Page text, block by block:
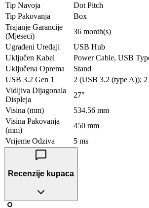
Tip Navoja
Dot Pitch
Tip Pakovanja
Box
Trajanje Garancije
(Mjeseci)
36 month(s)
Ugrađeni Uređaji
USB Hub
Uključen Kabel
Power Cable, USB
Uključena Oprema
Stand
USB 3.2 Gen 1
2 (USB 3.2 (type A));
Vidljiva Dijagonala
Displeja
27"
Visina (mm)
534.56 mm
Visina Pakovanja
(mm)
450 mm
Vrijeme Odziva
5 ms
Recenzije kupaca